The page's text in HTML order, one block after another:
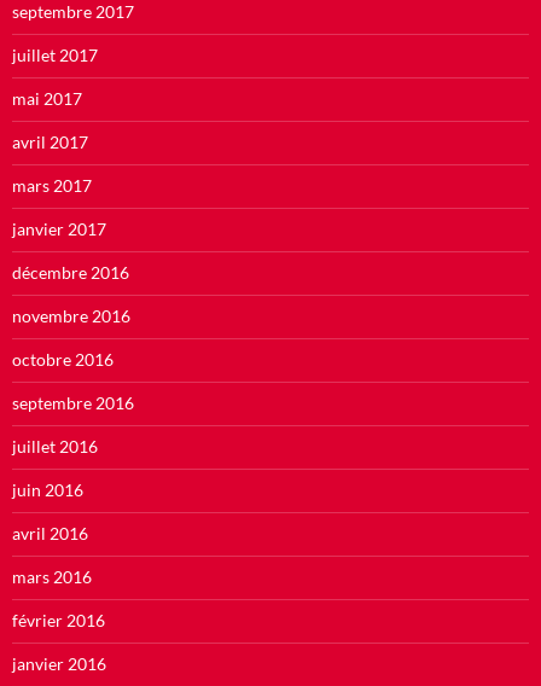
septembre 2017
juillet 2017
mai 2017
avril 2017
mars 2017
janvier 2017
décembre 2016
novembre 2016
octobre 2016
septembre 2016
juillet 2016
juin 2016
avril 2016
mars 2016
février 2016
janvier 2016